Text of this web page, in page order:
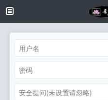
安全提问(未设置请忽略)